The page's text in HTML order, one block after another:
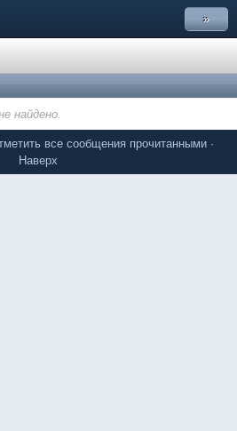
»
найдено.
все сообщения прочитанными ·
Наверх